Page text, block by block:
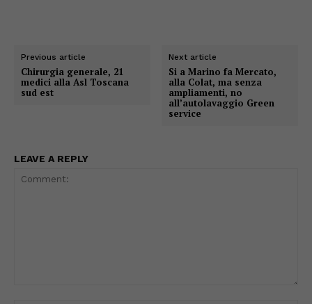
Previous article
Chirurgia generale, 21
medici alla Asl Toscana
sud est
Next article
Si a Marino fa Mercato,
alla Colat, ma senza
ampliamenti, no
all’autolavaggio Green
service
LEAVE A REPLY